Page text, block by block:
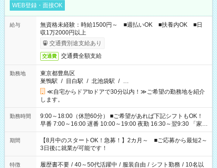
WEB登録・面接OK
給与
無資格未経験：時給1500円～ ■週払いOK ■扶養内OK ■日
収1万2000円以上
交通費別途支給あり
交通費 交通費全額支給
勤務地
東京都豊島区
巣鴨駅 / 目白駅 / 北池袋駅 / …
≪自宅からドアtoドアで30分以内！≫ご希望の勤務地を紹介
します。
勤務時間
9:00～18:00（休憩60分） ■ご希望があれば下記シフトもOK！
早番 7:00～16:00 遅番 10:00～19:00 夜勤 16:30～翌9:30 「家族
と休みを合わせたい」 「余裕を持って夕飯の準備がしたい」
「できれば残業はしたくない」 など、ご希望を教えてください
ね。 ※Wワーク希望の方へ 今ご覧のお仕事で希望する勤務時間
と、もう1つのお仕事の勤務時間。 合計で週40時間を超える場
合は応募できません。
期間
【8月中のスタートOK！急募！】2カ月～ ■ご応募から最短2～
3日後に就業が可能です！
特徴 履歴書不要 / 40～50代活躍中 / 服装自由 / シフト勤務 / 10名以